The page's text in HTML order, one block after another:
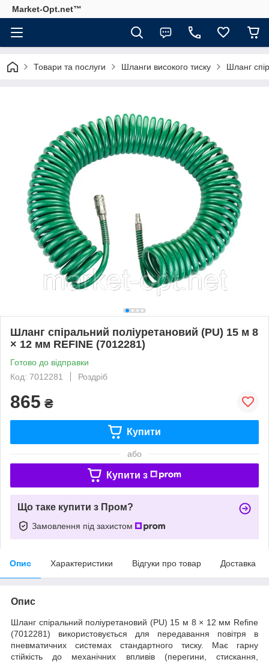
Market-Opt.net™
Товари та послуги Шланги високого тиску Шланг
Шланг спіральний поліуретановий (PU) 15 м 8
× 12 мм REFINE (7012281)
Готово до відправки
Код: 7012281
Роздріб
865 ₴
Купити
або
Купити з
Що таке купити з Пром?
Замовлення під захистом
Опис Характеристики Відгуки про товар Доставка
Опис
Шланг спіральний поліуретановий (PU) 15 м 8 × 12 мм Refine
(7012281) використовується для передавання повітря в
пневматичних системах стандартного тиску. Має гарну
стійкість до механічних впливів (перегини, стискання,